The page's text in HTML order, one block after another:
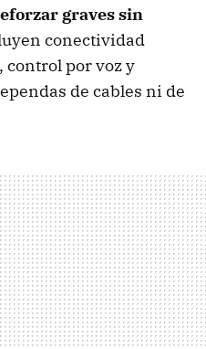
graves sin
conectividad
control por voz y
de cables ni de